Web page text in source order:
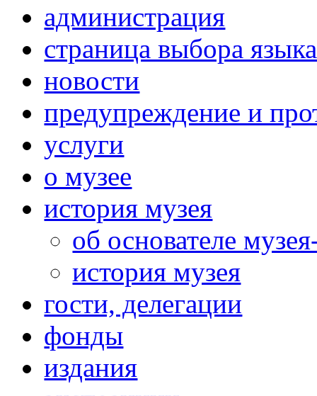
администрация
страница выбора языка
новости
предупреждение и
услуги
о музее
история музея
об основателе
история музея
гости, делегации
фонды
издания